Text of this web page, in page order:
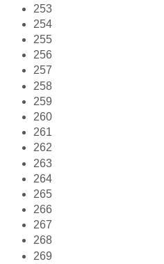
253
254
255
256
257
258
259
260
261
262
263
264
265
266
267
268
269